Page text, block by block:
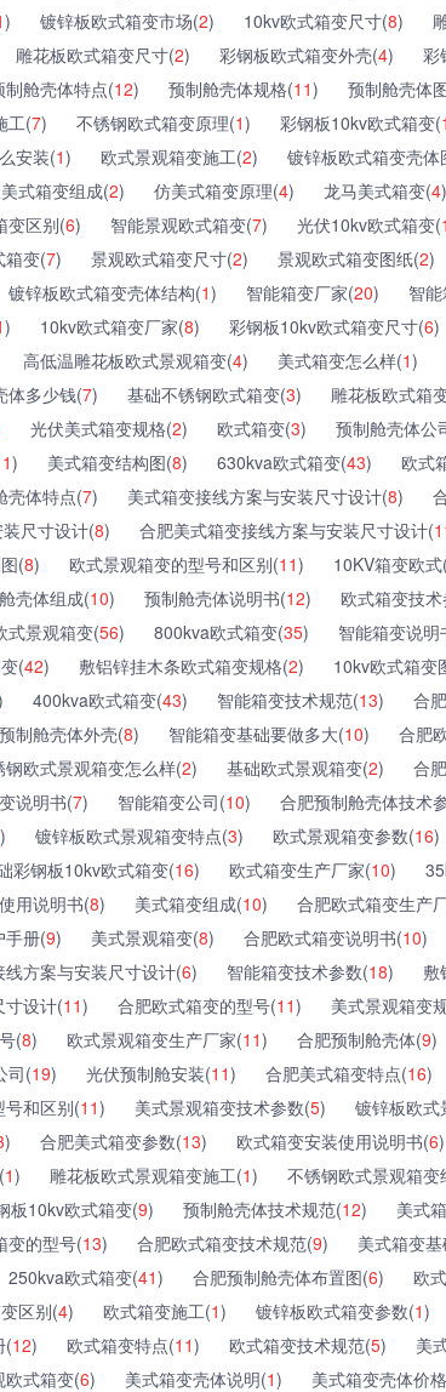
) 镀锌板欧式箱变市场(2) 10kv欧式箱变尺寸(8)
雕花板欧式箱变尺寸(2) 彩钢板欧式箱变外壳(4) 彩
制舱壳体特点(12) 预制舱壳体规格(11) 预制舱壳体
工(7) 不锈钢欧式箱变原理(1) 彩钢板10kv欧式箱变(
安装(1) 欧式景观箱变施工(2) 镀锌板欧式箱变壳体
式箱变组成(2) 仿美式箱变原理(4) 龙马美式箱变(4)
变区别(6) 智能景观欧式箱变(7) 光伏10kv欧式箱变(
箱变(7) 景观欧式箱变尺寸(2) 景观欧式箱变图纸(2)
镀锌板欧式箱变壳体结构(1) 智能箱变厂家(20) 智
) 10kv欧式箱变厂家(8) 彩钢板10kv欧式箱变尺寸(6)
高低温雕花板欧式景观箱变(4) 美式箱变怎么样(1)
体多少钱(7) 基础不锈钢欧式箱变(3) 雕花板欧式箱
光伏美式箱变规格(2) 欧式箱变(3) 预制舱壳体公
) 美式箱变结构图(8) 630kva欧式箱变(43) 欧式
壳体特点(7) 美式箱变接线方案与安装尺寸设计(8)
尺寸设计(8) 合肥美式箱变接线方案与安装尺寸设计(
(8) 欧式景观箱变的型号和区别(11) 10KV箱变欧式(
壳体组成(10) 预制舱壳体说明书(12) 欧式箱变技
式景观箱变(56) 800kva欧式箱变(35) 智能箱变说明
(42) 敷铝锌挂木条欧式箱变规格(2) 10kv欧式箱变
400kva欧式箱变(43) 智能箱变技术规范(13) 合
制舱壳体外壳(8) 智能箱变基础要做多大(10) 合肥
钢欧式景观箱变怎么样(2) 基础欧式景观箱变(2) 合
说明书(7) 智能箱变公司(10) 合肥预制舱壳体技术
) 镀锌板欧式景观箱变特点(3) 欧式景观箱变参数(16)
彩钢板10kv欧式箱变(16) 欧式箱变生产厂家(10)
用说明书(8) 美式箱变组成(10) 合肥欧式箱变生产
手册(9) 美式景观箱变(8) 合肥欧式箱变说明书(10)
方案与安装尺寸设计(6) 智能箱变技术参数(18) 敷
寸设计(11) 合肥欧式箱变的型号(11) 美式景观箱变
(8) 欧式景观箱变生产厂家(11) 合肥预制舱壳体(9)
司(19) 光伏预制舱安装(11) 合肥美式箱变特点(16)
号和区别(11) 美式景观箱变技术参数(5) 镀锌板欧式
) 合肥美式箱变参数(13) 欧式箱变安装使用说明书(6)
1) 雕花板欧式景观箱变施工(1) 不锈钢欧式景观箱变
板10kv欧式箱变(9) 预制舱壳体技术规范(12) 美式
变的型号(13) 合肥欧式箱变技术规范(9) 美式箱变
250kva欧式箱变(41) 合肥预制舱壳体布置图(6) 欧
区别(4) 欧式箱变施工(1) 镀锌板欧式箱变参数(1)
(12) 欧式箱变特点(11) 欧式箱变技术规范(5) 美
欧式箱变(6) 美式箱变壳体说明(1) 美式箱变壳体价